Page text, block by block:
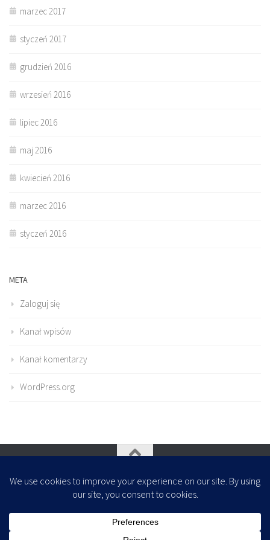
marzec 2017
styczeń 2017
grudzień 2016
wrzesień 2016
lipiec 2016
maj 2016
kwiecień 2016
marzec 2016
styczeń 2016
META
Zaloguj się
Kanał wpisów
Kanał komentarzy
WordPress.org
- Zaprojektowany z